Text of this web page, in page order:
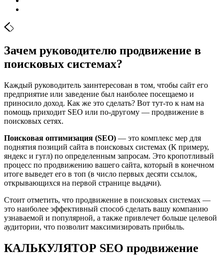
Зачем руководителю продвижение в
поисковых системах?
Каждый руководитель заинтересован в том, чтобы сайт его
предприятие или заведение был наиболее посещаемо и
приносило доход. Как же это сделать? Вот тут-то к нам на
помощь приходит SEO или по-другому — продвижение в
поисковых сетях.
Поисковая оптимизация (SEO) — это комплекс мер для
поднятия позиций сайта в поисковых системах (К примеру,
яндекс и гугл) по определенным запросам. Это кропотливый
процесс по продвижению вашего сайта, который в конечном
итоге выведет его в топ (в число первых десяти ссылок,
открывающихся на первой странице выдачи).
Стоит отметить, что продвижение в поисковых системах —
это наиболее эффективный способ сделать вашу компанию
узнаваемой и популярной, а также привлечет больше целевой
аудитории, что позволит максимизировать прибыль.
КАЛЬКУЛЯТОР SEO продвижение